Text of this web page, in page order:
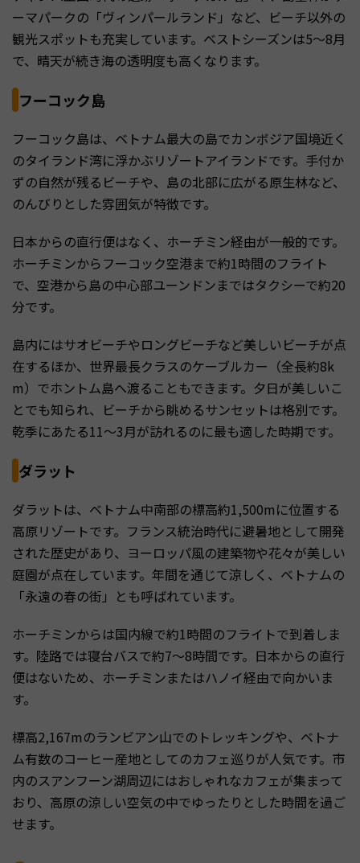
ーマパークの「ヴィンパールランド」など、ビーチ以外の
観光スポットも充実しています。ベストシーズンは5〜8月
で、晴天が続き海の透明度も高くなります。
フーコック島
フーコック島は、ベトナム最大の島でカンボジア国境近く
のタイランド湾に浮かぶリゾートアイランドです。手付か
ずの自然が残るビーチや、島の北部に広がる原生林など、
のんびりとした雰囲気が特徴です。
日本からの直行便はなく、ホーチミン経由が一般的です。
ホーチミンからフーコック空港まで約1時間のフライト
で、空港から島の中心部ユーンドンまではタクシーで約20
分です。
島内にはサオビーチやロングビーチなど美しいビーチが点
在するほか、世界最長クラスのケーブルカー（全長約8k
m）でホントム島へ渡ることもできます。夕日が美しいこ
とでも知られ、ビーチから眺めるサンセットは格別です。
乾季にあたる11〜3月が訪れるのに最も適した時期です。
ダラット
ダラットは、ベトナム中南部の標高約1,500mに位置する
高原リゾートです。フランス統治時代に避暑地として開発
された歴史があり、ヨーロッパ風の建築物や花々が美しい
庭園が点在しています。年間を通じて涼しく、ベトナムの
「永遠の春の街」とも呼ばれています。
ホーチミンからは国内線で約1時間のフライトで到着しま
す。陸路では寝台バスで約7〜8時間です。日本からの直行
便はないため、ホーチミンまたはハノイ経由で向かいま
す。
標高2,167mのランビアン山でのトレッキングや、ベトナ
ム有数のコーヒー産地としてのカフェ巡りが人気です。市
内のスアンフーン湖周辺にはおしゃれなカフェが集まって
おり、高原の涼しい空気の中でゆったりとした時間を過ご
せます。